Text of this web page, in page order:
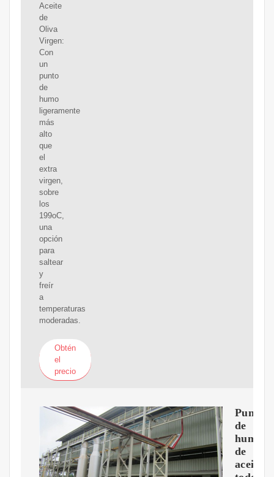
Aceite
de
Oliva
Virgen:
Con
un
punto
de
humo
ligeramente
más
alto
que
el
extra
virgen,
sobre
los
199oC,
una
opción
para
saltear
y
freír
a
temperaturas
moderadas.
Obtén
el
precio
Puntos
de
humo
de
aceite: